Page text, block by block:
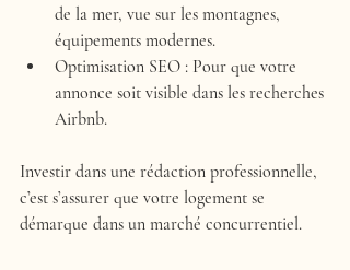
de la mer, vue sur les montagnes,
équipements modernes.
Optimisation SEO : Pour que votre
annonce soit visible dans les recherches
Airbnb.
Investir dans une rédaction professionnelle,
c’est s’assurer que votre logement se
démarque dans un marché concurrentiel.